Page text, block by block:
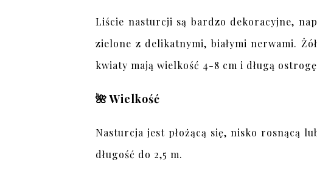
Liście nasturcji są bardzo dekoracyjne,
zielone z delikatnymi, białymi nerwami.
kwiaty mają wielkość 4-8 cm i długą
🌺 Wielkość
Nasturcja jest płożącą się, nisko rosnącą
długość do 2,5 m.